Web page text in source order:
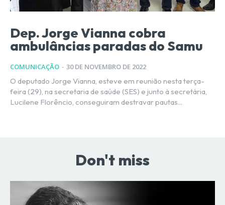
Dep. Jorge Vianna cobra
ambulâncias paradas do Samu
COMUNICAÇÃO - 30 DE NOVEMBRO DE 2022
O deputado Jorge Vianna, esteve em reunião nesta terça-
feira (29), na secretaria de saúde (SES) e junto à secretária,
Lucilene Florêncio, conseguiram destravar pautas...
Don't miss